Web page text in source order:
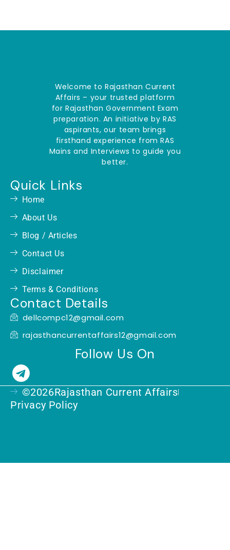
Welcome to Rajasthan Current
Affairs – your trusted platform
for Rajasthan Government Exam
preparation. An initiative by RAS
aspirants, our team brings
firsthand experience from RAS
Mains and Interviews to guide you
better.
Quick Links
Home
About Us
Blog / Articles
Contact Us
Disclaimer
Terms & Conditions
Contact Details
dellcompc12@gmail.com
rajasthancurrentaffairs12@gmail.com
Follow Us On
T
e
l
r
©2026Rajasthan Current Affairs
Privacy Policy